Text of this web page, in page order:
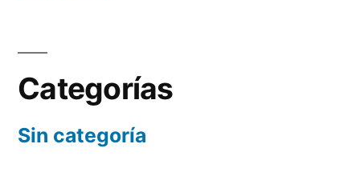
Categorías
Sin categoría